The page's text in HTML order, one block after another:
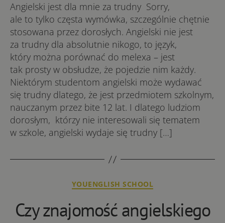
Angielski jest dla mnie za trudny Sorry,
ale to tylko częsta wymówka, szczególnie chętnie
stosowana przez dorosłych. Angielski nie jest
za trudny dla absolutnie nikogo, to język,
który można porównać do melexa – jest
tak prosty w obsłudze, że pojedzie nim każdy.
Niektórym studentom angielski może wydawać
się trudny dlatego, że jest przedmiotem szkolnym,
nauczanym przez bite 12 lat. I dlatego ludziom
dorosłym, którzy nie interesowali się tematem
w szkole, angielski wydaje się trudny […]
Kategorie
YOUENGLISH SCHOOL
Czy znajomość angielskiego